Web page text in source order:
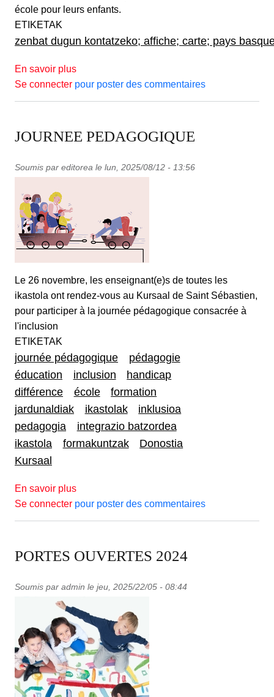
école pour leurs enfants.
ETIKETAK
zenbat dugun kontatzeko; affiche; carte; pays
En savoir plussur PORTES OUVERTES DES IKASTOLA
Se connecter pour poster des commentaires
JOURNEE PEDAGOGIQUE
Soumis par editorea le lun, 2025/08/12 - 13:56
Le 26 novembre, les enseignant(e)s de toutes les
ikastola ont rendez-vous au Kursaal de Saint Sébastien,
pour participer à la journée pédagogique consacrée à
l'inclusion
ETIKETAK
journée pédagogique
pédagogie
éducation
inclusion
handicap
différence
école
formation
jardunaldiak
ikastolak
inklusioa
pedagogia
integrazio batzordea
ikastola
formakuntzak
Donostia
Kursaal
En savoir plussur JOURNEE PEDAGOGIQUE
Se connecter pour poster des commentaires
PORTES OUVERTES 2024
Soumis par admin le jeu, 2025/22/05 - 08:44